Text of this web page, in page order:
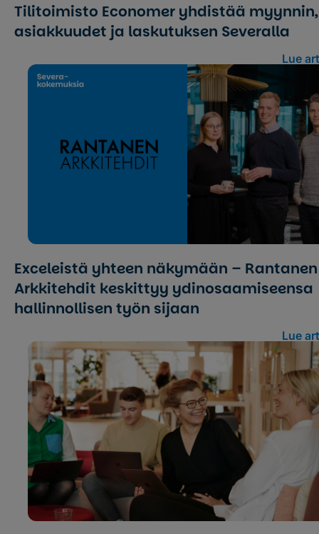
Tilitoimisto Economer yhdistää myynnin,
asiakkuudet ja laskutuksen Severalla
Lue
Exceleistä yhteen näkymään – Rantanen
Arkkitehdit keskittyy ydin­osaamiseensa
hallinnollisen työn sijaan
Lue